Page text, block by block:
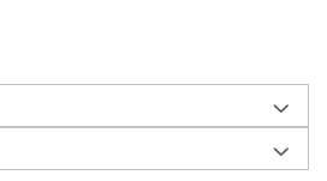
96%
inversa intrare
10mA (va creste odata cu
21mm
- 40 / + 85 grade Celsius (a se